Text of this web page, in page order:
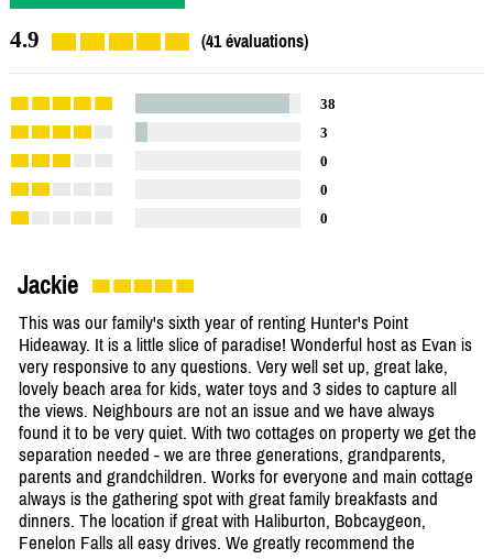
4.9 (41 évaluations)
38
3
0
0
0
Jackie
This was our family's sixth year of renting Hunter's Point
Hideaway. It is a little slice of paradise! Wonderful host as Evan is
very responsive to any questions. Very well set up, great lake,
lovely beach area for kids, water toys and 3 sides to capture all
the views. Neighbours are not an issue and we have always
found it to be very quiet. With two cottages on property we get the
separation needed - we are three generations, grandparents,
parents and grandchildren. Works for everyone and main cottage
always is the gathering spot with great family breakfasts and
dinners. The location if great with Haliburton, Bobcaygeon,
Fenelon Falls all easy drives. We greatly recommend the